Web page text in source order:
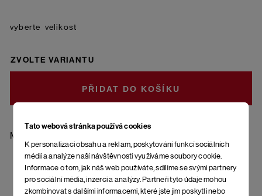
Tato webová stránka používá cookies
K personalizaci obsahu a reklam, poskytování funkcí sociálních
médií a analýze naší návštěvnosti využíváme soubory cookie.
Informace o tom, jak náš web používáte, sdílíme se svými partnery
pro sociální média, inzerci a analýzy. Partneři tyto údaje mohou
zkombinovat s dalšími informacemi, které jste jim poskytli nebo
Materiál: 85 % bavlna - česaná, 10 % polyamid, 5 % elastan
velikost
ZVOLTE VARIANTU
DO KOŠÍKU